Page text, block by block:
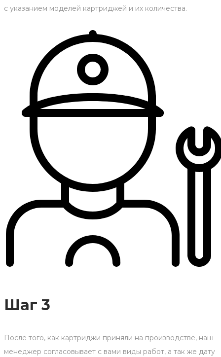
с указанием моделей картриджей и их количества.
Шаг 3
После того, как картриджи приняли на производстве, наш
менеджер согласовывает с вами виды работ, а так же дату